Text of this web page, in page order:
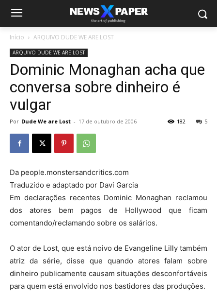
Início ARQUIVO DUDE WE ARE LOST
ARQUIVO DUDE WE ARE LOST
Dominic Monaghan acha que
conversa sobre dinheiro é
vulgar
Por Dude We are Lost - 17 de outubro de 2006 5
182
Da people.monstersandcritics.com
Traduzido e adaptado por Davi Garcia
Em declarações recentes Dominic Monaghan reclamou
dos atores bem pagos de Hollywood que ficam
comentando/reclamando sobre os salários.
O ator de Lost, que está noivo de Evangeline Lilly também
atriz da série, disse que quando atores falam sobre
dinheiro publicamente causam situações desconfortáveis
para quem está envolvido nos bastidores das produções.